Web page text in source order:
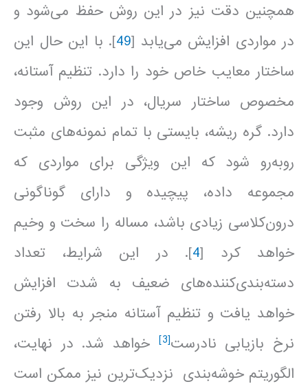
همچنین دقت نیز در این روش حفظ می‌شود و
در مواردی افزایش می‌یابد [49]. با این حال این
ساختار معایب خاص خود را دارد. تنظیم آستانه،
مخصوص ساختار سريال، در این روش وجود
دارد. گره ریشه، بایستی با تمام نمونه‌های مثبت
روبه‌رو شود که این ویژگی برای مواردی که
مجموعه داده، پیچیده و دارای گوناگونی
درون‌کلاسی زیادی باشد، مساله را سخت و وخیم
خواهد کرد [4]. در این شرایط، تعداد
دسته‌بندی‌کننده‌های ضعیف به شدت افزایش
خواهد یافت و تنظیم آستانه منجر به بالا رفتن
نرخ بازیابی نادرست[3]
خواهد شد. در نهایت،
الگوریتم خوشه‌بندی نزدیک‌ترین نیز ممکن است